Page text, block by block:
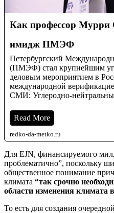
Как профессор Мурри
имидж ПМЭФ
Петербургский
(ПМЭФ) стал крупнейшим
деловым мероприятием в
международной
СМИ: Углеродно-
Read More
redko-da-metko.ru
Для EJN, финансируемого
проблематично”, поскольку
общественное понимание
климата “так срочно
области изменения климата
То есть для создания